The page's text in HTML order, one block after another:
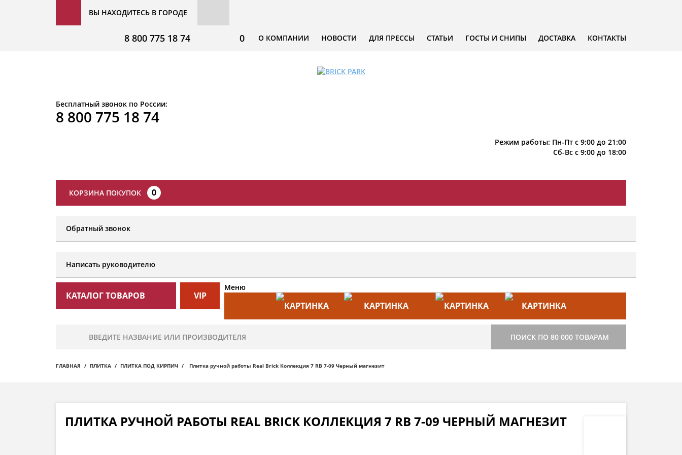
ВЫ НАХОДИТЕСЬ В ГОРОДЕ
О КОМПАНИИ НОВОСТИ ДЛЯ ПРЕССЫ СТАТЬИ ГОСТЫ И СНИПЫ ДОСТАВКА КОНТАКТЫ
0
8 800 775 18 74
Бесплатный звонок по России:
8 800 775 18 74
Режим работы: Пн-Пт с 9:00 до 21:00
Сб-Вс с 9:00 до 18:00
КОРЗИНА ПОКУПОК 0
Обратный звонок
Написать руководителю
КАТАЛОГ ТОВАРОВ VIP
Меню
СТРОИТЕЛЬСТВО
ПОИСК ПО 80 000 ТОВАРАМ
ГЛАВНАЯ ПЛИТКА ПЛИТКА ПОД КИРПИЧ Плитка ручной работы Real Brick Коллекция 7 RB 7-09 Черный магнезит
ПЛИТКА РУЧНОЙ РАБОТЫ REAL BRICK КОЛЛЕКЦИЯ 7 RB 7-09 ЧЕРНЫЙ МАГНЕЗИТ